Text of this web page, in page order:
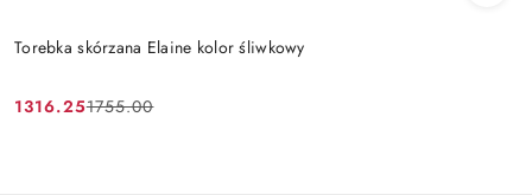
Torebka skórzana Elaine kolor śliwkowy
Cena
1316.25
Cena
1755.00